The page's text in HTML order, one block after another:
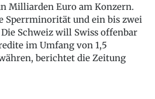
Milliarden Euro am Konzern.
Sperrminorität und ein bis zwei
Schweiz will Swiss offenbar
im Umfang von 1,5
berichtet die Zeitung